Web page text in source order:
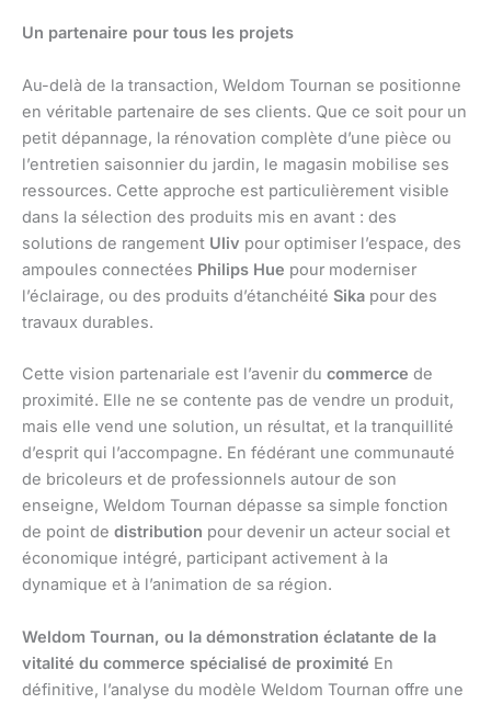
Un partenaire pour tous les projets
Au-delà de la transaction, Weldom Tournan se positionne
en véritable partenaire de ses clients. Que ce soit pour un
petit dépannage, la rénovation complète d’une pièce ou
l’entretien saisonnier du jardin, le magasin mobilise ses
ressources. Cette approche est particulièrement visible
dans la sélection des produits mis en avant : des
solutions de rangement Uliv pour optimiser l’espace, des
ampoules connectées Philips Hue pour moderniser
l’éclairage, ou des produits d’étanchéité Sika pour des
travaux durables.
Cette vision partenariale est l’avenir du commerce de
proximité. Elle ne se contente pas de vendre un produit,
mais elle vend une solution, un résultat, et la tranquillité
d’esprit qui l’accompagne. En fédérant une communauté
de bricoleurs et de professionnels autour de son
enseigne, Weldom Tournan dépasse sa simple fonction
de point de distribution pour devenir un acteur social et
économique intégré, participant activement à la
dynamique et à l’animation de sa région.
Weldom Tournan, ou la démonstration éclatante de la
vitalité du commerce spécialisé de proximité En
définitive, l’analyse du modèle Weldom Tournan offre une